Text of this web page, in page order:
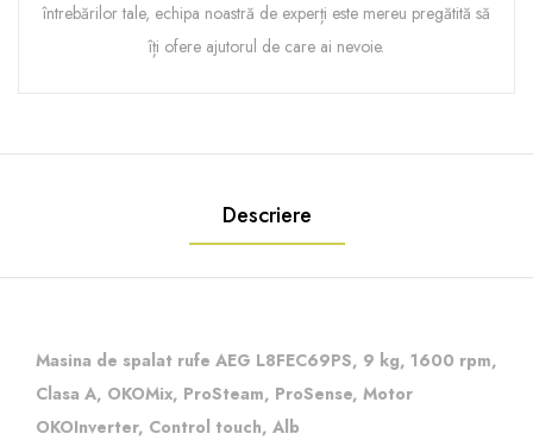
întrebărilor tale, echipa noastră de experți este mereu pregătită să
îți ofere ajutorul de care ai nevoie.
Descriere
Masina de spalat rufe AEG L8FEC69PS, 9 kg, 1600 rpm,
Clasa A, OKOMix, ProSteam, ProSense, Motor
OKOInverter, Control touch, Alb